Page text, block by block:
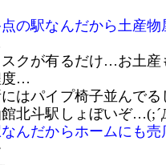
点の駅なんだから土産
クが有るだけ…お土産
度…
はパイプ椅子並んで
北斗駅しょぼいぞ
なんだからホームにも